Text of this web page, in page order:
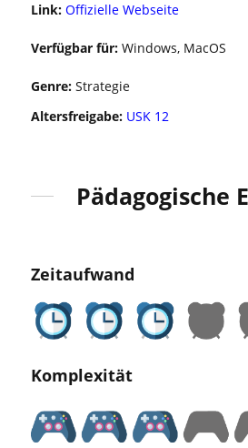
Link: Offizielle Webseite
Verfügbar für:Windows, MacOS
Genre:Strategie
Altersfreigabe:USK 12
Pädagogische
Zeitaufwand
Komplexität